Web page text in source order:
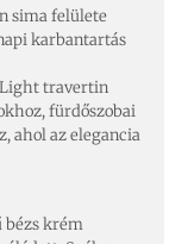
sima felülete
karbantartás
travertin
fürdőszobai
ahol az elegancia
bézs krém